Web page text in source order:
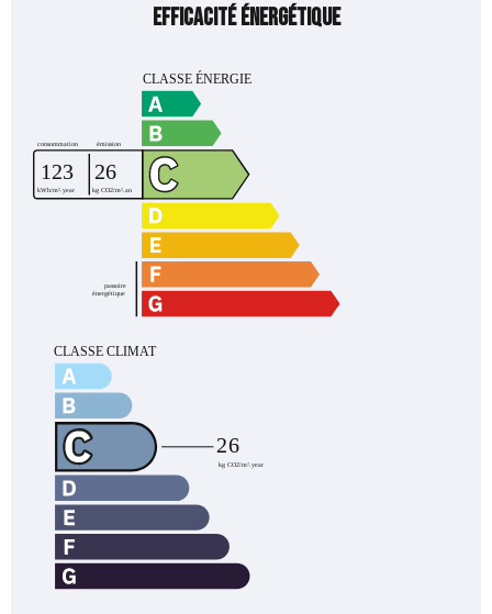
Efficacité énergétique